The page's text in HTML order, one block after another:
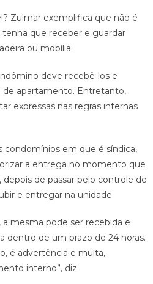
Zulmar exemplifica que não é
que receber e guardar
ou mobília.
deve recebê-los e
de apartamento. Entretanto,
expressas nas regras internas
condomínios em que é síndica,
a entrega no momento que
de passar pelo controle de
e entregar na unidade.
a mesma pode ser recebida e
dentro de um prazo de 24 horas.
é advertência e multa,
interno”, diz.